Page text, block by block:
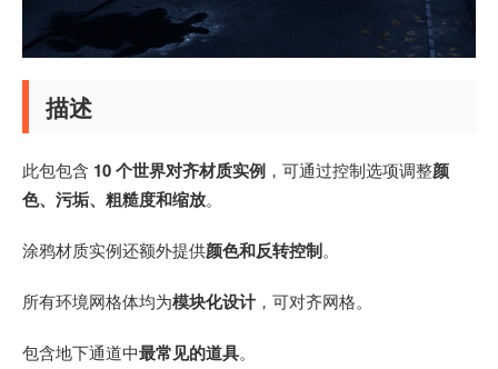
描述
此包包含 10 个世界对齐材质实例 ，可通过控制选项调整颜
色、污垢、粗糙度和缩放。
涂鸦材质实例还额外提供颜色和反转控制。
所有环境网格体均为模块化设计，可对齐网格。
包含地下通道中最常见的道具。